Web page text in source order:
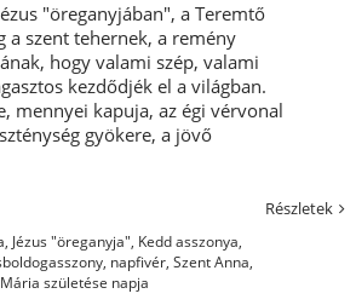
"öreganyjában", a Teremtő
a szent tehernek, a remény
hogy valami szép, valami
kezdődjék el a világban.
mennyei kapuja, az égi vérvonal
gyökere, a jövő
Részletek
, Jézus "öreganyja", Kedd asszonya,
, napfivér, Szent Anna,
születése napja